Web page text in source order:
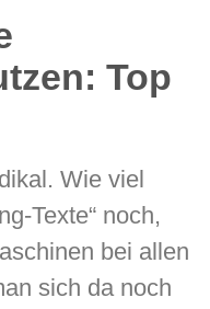
Top
Wie viel
Texte“ noch,
bei allen
sich da noch